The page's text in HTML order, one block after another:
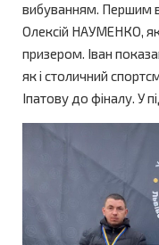
вибуванням. Першим
Олексій НАУМЕНКО,
призером. Іван
як і столичний
Іпатову до фіналу. У